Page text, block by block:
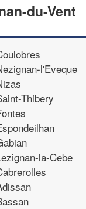
du-Vent
l'Eveque
Thibery
la-Cebe